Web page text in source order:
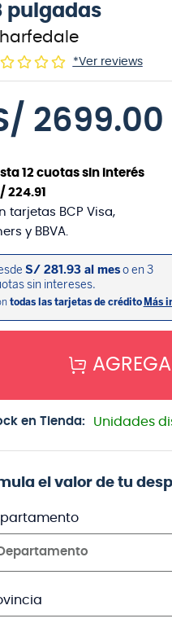
pulgadas
*Ver reviews
2699.00
12cuotas sin interés
224.91
tarjetas BCP Visa,
y BBVA.
en Tienda: Unidades
el valor de tu
Departamento